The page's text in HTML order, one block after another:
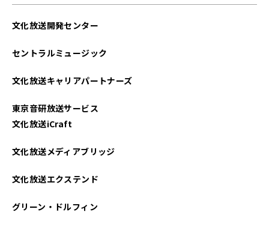
文化放送開発センター
セントラルミュージック
文化放送キャリアパートナーズ
東京音研放送サービス
文化放送iCraft
文化放送メディアブリッジ
文化放送エクステンド
グリーン・ドルフィン